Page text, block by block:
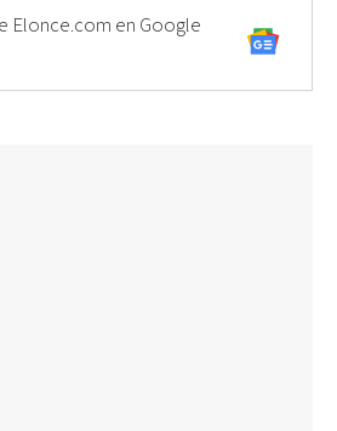
Elonce.com en Google